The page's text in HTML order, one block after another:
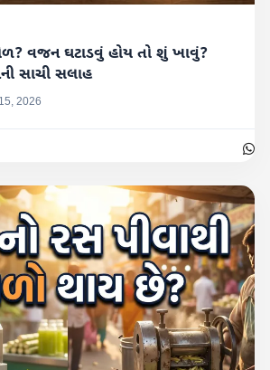
વજન ઘટાડવું હોય તો શું ખાવું?
સાચી સલાહ
2026